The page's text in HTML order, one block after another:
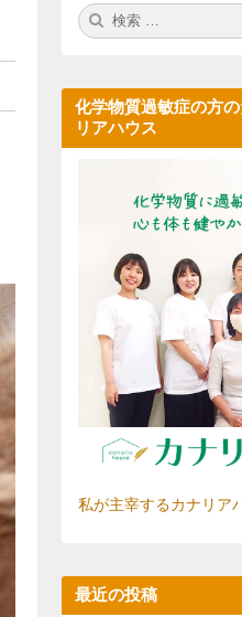
検
索:
化学物質過敏症の方
リアハウス
私が主宰するカナリア
最近の投稿